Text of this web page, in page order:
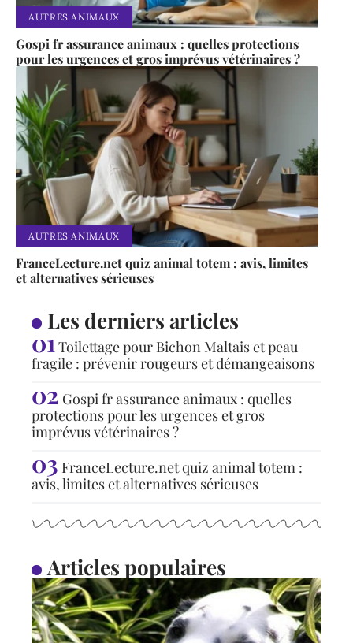
AUTRES ANIMAUX
Gospi fr assurance animaux : quelles protections
pour les urgences et gros imprévus vétérinaires ?
AUTRES ANIMAUX
FranceLecture.net quiz animal totem : avis, limites
et alternatives sérieuses
Les derniers articles
Toilettage pour Bichon Maltais et peau
fragile : prévenir rougeurs et démangeaisons
Gospi fr assurance animaux : quelles
protections pour les urgences et gros
imprévus vétérinaires ?
FranceLecture.net quiz animal totem :
avis, limites et alternatives sérieuses
Articles populaires